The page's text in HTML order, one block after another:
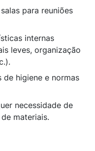
para reuniões
internas
leves, organização
higiene e normas
necessidade de
materiais.